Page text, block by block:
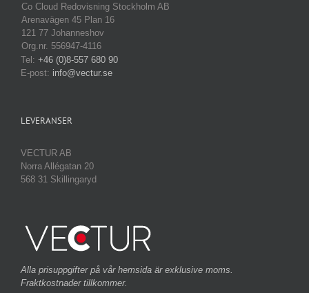
Co Cloud Redovisning Stockholm AB
Arenavägen 45 Plan 16
121 77 Johanneshov
Org.nr. 556947-4116
Tel: +46 (0)8-557 680 90
E-post: info@vectur.se
LEVERANSER
VECTUR AB
Norra Allégatan 20
568 31 Skillingaryd
Alla prisuppgifter på vår hemsida är exklusive moms.
Fraktkostnader tillkommer.